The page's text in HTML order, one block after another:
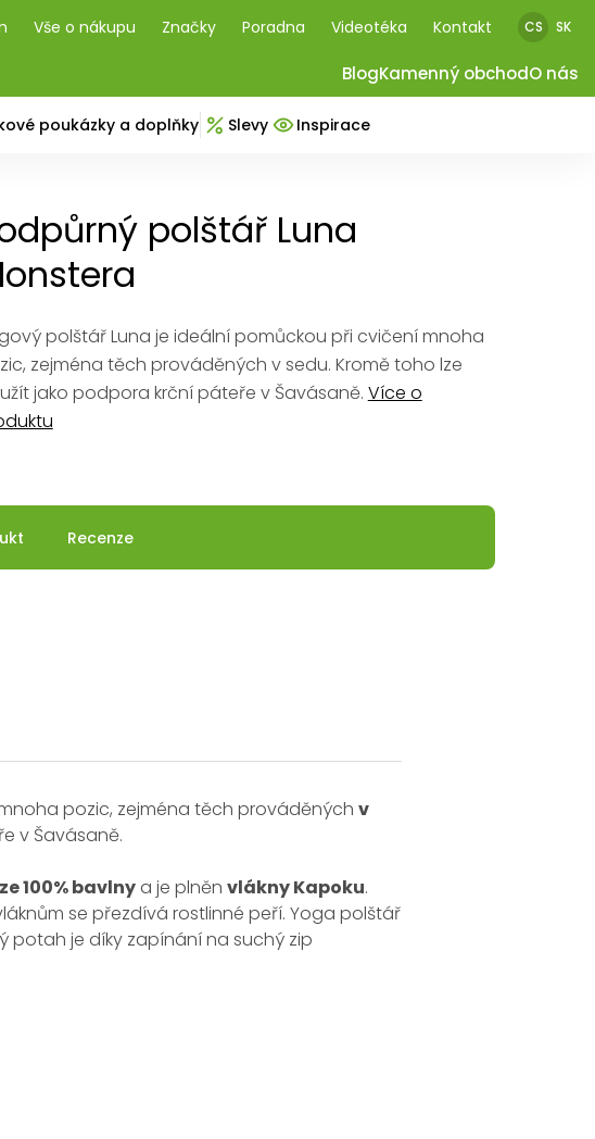
Vše o nákupu Značky Poradna Videotéka Kontakt CS SK
BlogKamenný obchodO nás
poukázky a doplňky Slevy Inspirace
polštář Luna
polštář Luna je ideální pomůckou při cvičení mnoha
zejména těch prováděných v sedu. Kromě toho lze
jako podpora krční páteře v Šavásaně. Více o
Recenze
pozic, zejména těch prováděných v
v Šavásaně.
ze 100% bavlny a je plněn vlákny Kapoku.
se přezdívá rostlinné peří. Yoga polštář
potah je díky zapínání na suchý zip